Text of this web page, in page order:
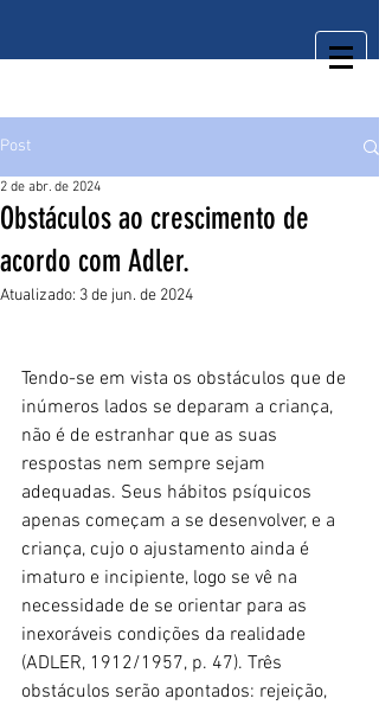
Post
Obstáculos ao crescimento de
acordo com Adler.
2 de abr. de 2024
Atualizado: 3 de jun. de 2024
Tendo-se em vista os obstáculos que de
inúmeros lados se deparam a criança,
não é de estranhar que as suas
respostas nem sempre sejam
adequadas. Seus hábitos psíquicos
apenas começam a se desenvolver, e a
criança, cujo o ajustamento ainda é
imaturo e incipiente, logo se vê na
necessidade de se orientar para as
inexoráveis condições da realidade
(ADLER, 1912/1957, p. 47). Três
obstáculos serão apontados: rejeição,